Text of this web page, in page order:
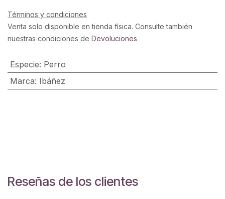
Términos y condiciones
Venta solo disponible en tienda física. Consulte también
nuestras condiciones de Devoluciones
Especie: Perro
Marca: Ibáñez
Reseñas de los clientes